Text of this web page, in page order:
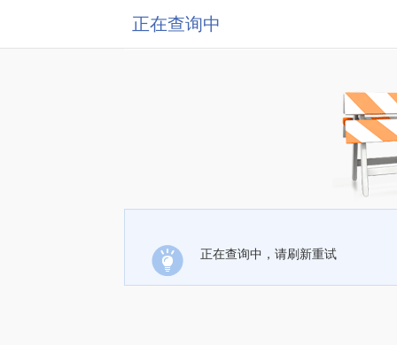
正在查询中
正在查询中，请刷新重试